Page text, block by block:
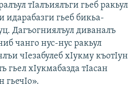
тIалъиялъги гьеб ракьул
идарабазги гьеб бикьа-
Дагъогниялъул диваналъ
чанго нус-нус ракьул
чIезабулеб хIукму къотIун
гьел хIукмабазда тIасан
гьечIо».